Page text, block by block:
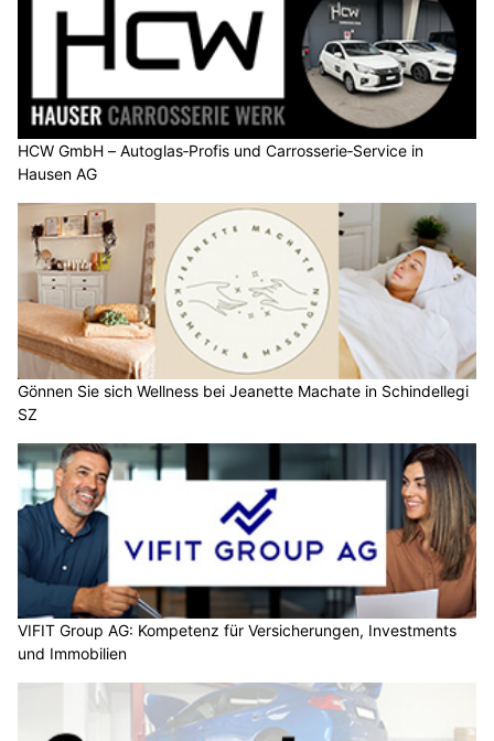
HCW GmbH – Autoglas‑Profis und Carrosserie‑Service in
Hausen AG
Gönnen Sie sich Wellness bei Jeanette Machate in Schindellegi
SZ
VIFIT Group AG: Kompetenz für Versicherungen, Investments
und Immobilien